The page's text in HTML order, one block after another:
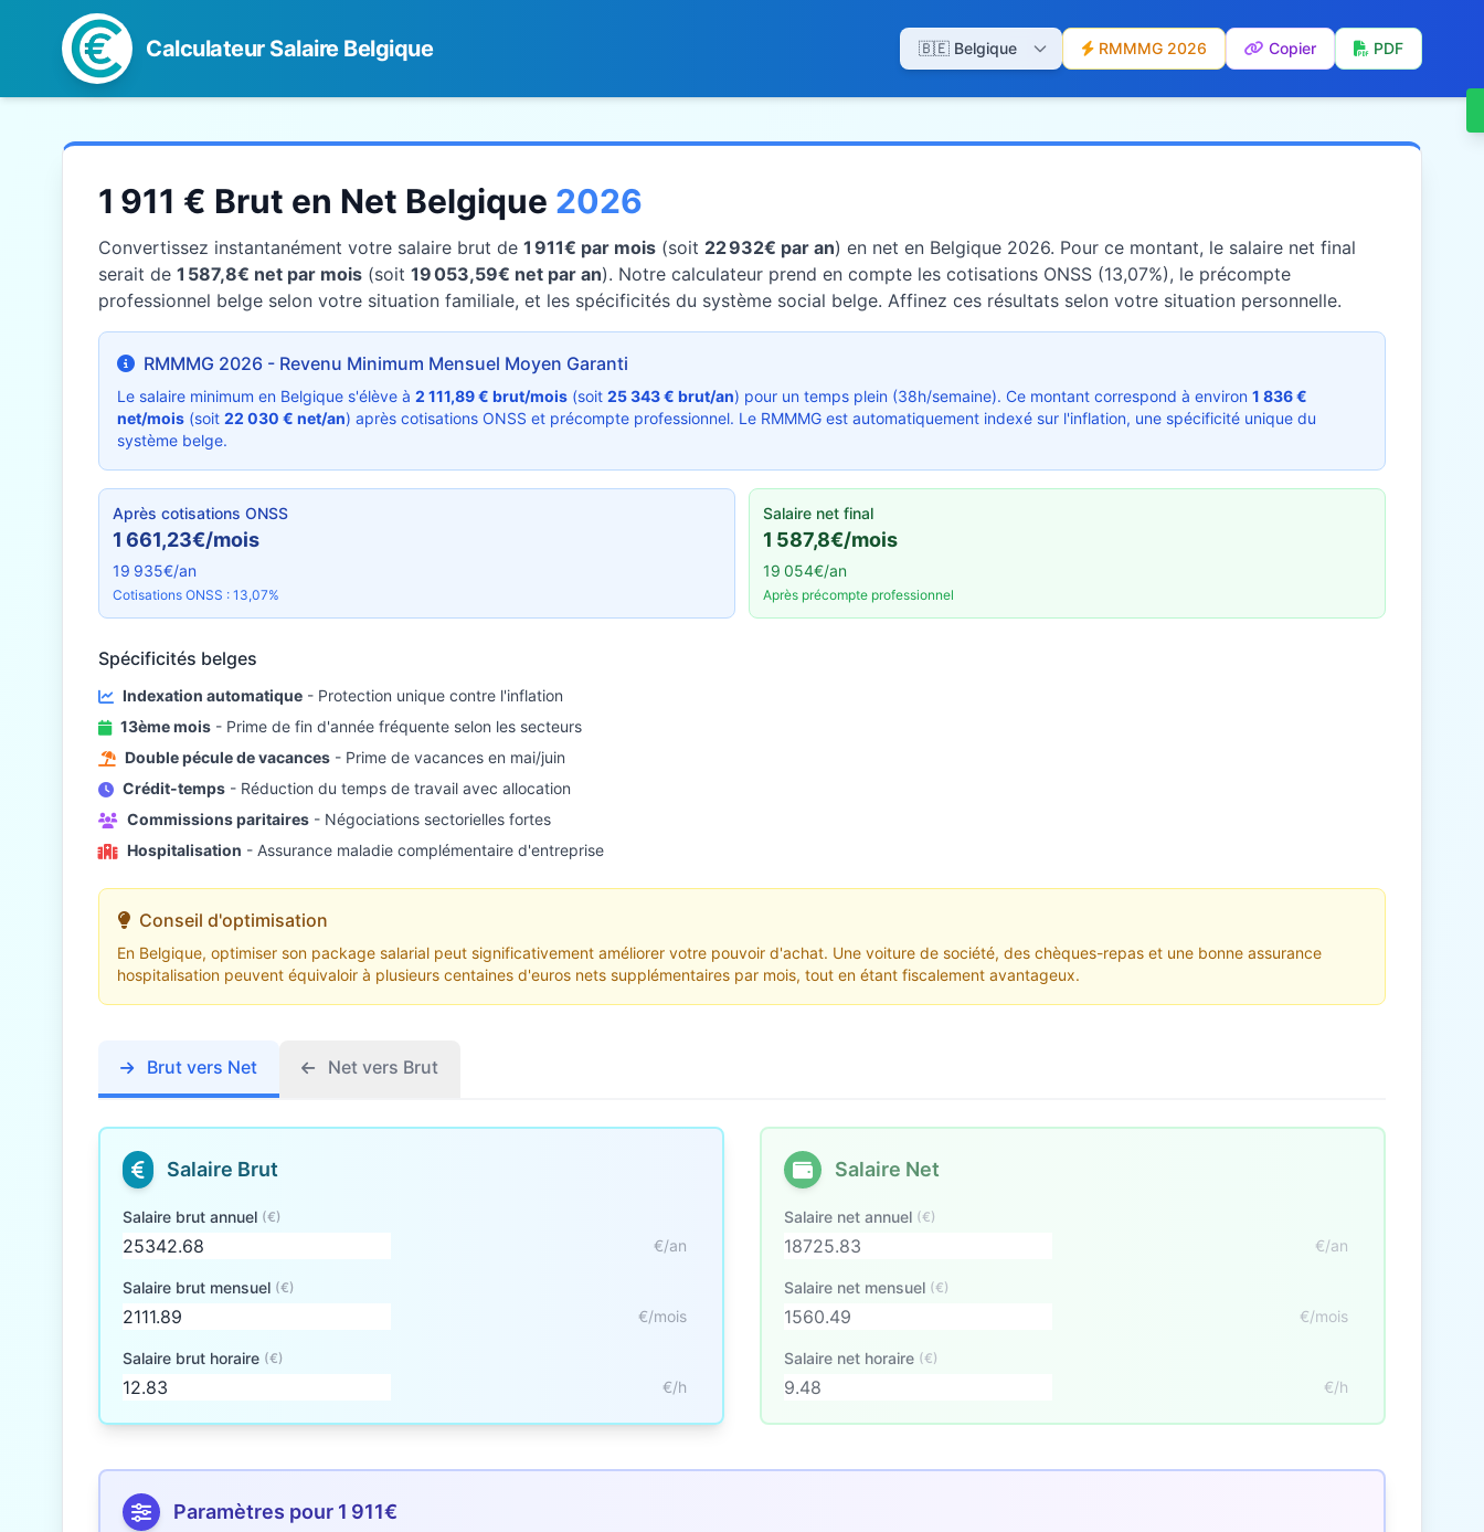
Calculateur Salaire Belgique RMMMG 2026 Copier PDF
1 911 € Brut en Net Belgique 2026
Convertissez instantanément votre salaire brut de 1 911€ par mois (soit 22 932€ par an) en net en Belgique 2026. Pour ce montant, le salaire net final
serait de 1 587,8€ net par mois (soit 19 053,59€ net par an). Notre calculateur prend en compte les cotisations ONSS (13,07%), le précompte
professionnel belge selon votre situation familiale, et les spécificités du système social belge. Affinez ces résultats selon votre situation personnelle.
RMMMG 2026 - Revenu Minimum Mensuel Moyen Garanti
Le salaire minimum en Belgique s'élève à 2 111,89 € brut/mois (soit 25 343 € brut/an) pour un temps plein (38h/semaine). Ce montant correspond à environ 1 836 €
net/mois (soit 22 030 € net/an) après cotisations ONSS et précompte professionnel. Le RMMMG est automatiquement indexé sur l'inflation, une spécificité unique du
système belge.
Après cotisations ONSS
1 661,23€/mois
19 935€/an
Cotisations ONSS : 13,07%
Salaire net final
1 587,8€/mois
19 054€/an
Après précompte professionnel
Spécificités belges
Indexation automatique - Protection unique contre l'inflation
13ème mois - Prime de fin d'année fréquente selon les secteurs
Double pécule de vacances - Prime de vacances en mai/juin
Crédit-temps - Réduction du temps de travail avec allocation
Commissions paritaires - Négociations sectorielles fortes
Hospitalisation - Assurance maladie complémentaire d'entreprise
Conseil d'optimisation
En Belgique, optimiser son package salarial peut significativement améliorer votre pouvoir d'achat. Une voiture de société, des chèques-repas et une bonne assurance
hospitalisation peuvent équivaloir à plusieurs centaines d'euros nets supplémentaires par mois, tout en étant fiscalement avantageux.
Brut vers Net Net vers Brut
Salaire Brut
Salaire brut annuel (€)
€/an
Salaire brut mensuel (€)
€/mois
Salaire brut horaire (€)
€/h
Salaire Net
Salaire net annuel (€)
€/an
Salaire net mensuel (€)
€/mois
Salaire net horaire (€)
€/h
Paramètres pour 1 911€